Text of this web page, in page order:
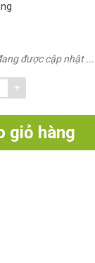
được cập nhật ...
+
giỏ hàng